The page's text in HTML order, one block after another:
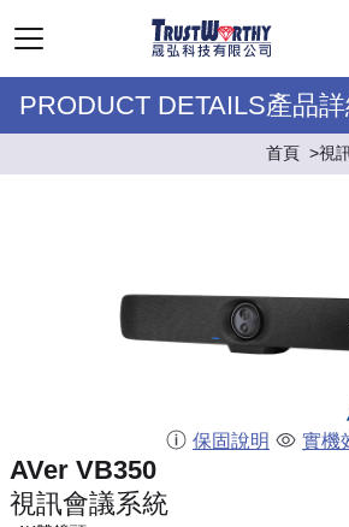
PRODUCT DETAILS產品
首頁 視
保固說明 實機
AVer VB350
視訊會議系統